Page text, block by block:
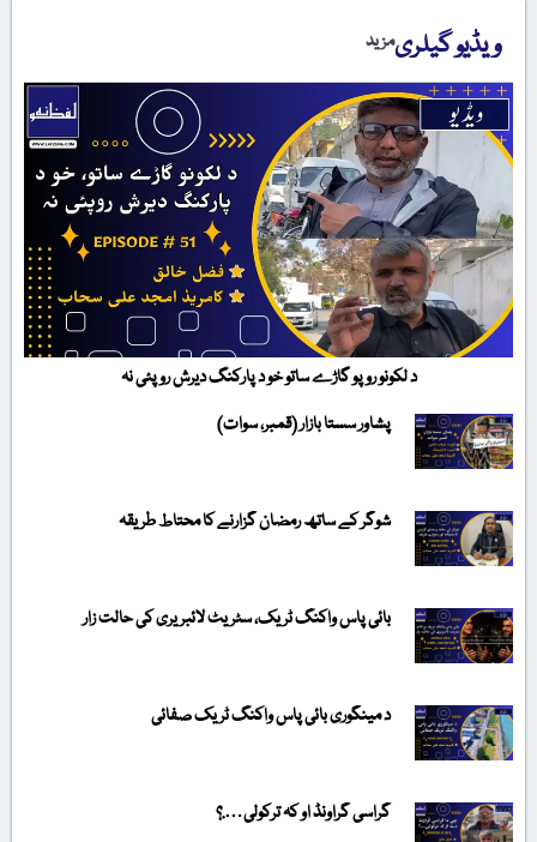
ویڈیو گیلریمزید
د لکونو روپو گاڑے ساتو خو د پارکنگ دیرش روپئی نہ
پشاور سستا بازار (قمبر، سوات)
شوگر کے ساتھ رمضان گزارنے کا محتاط طریقہ
بائی پاس واکنگ ٹریک، سٹریٹ لائبریری کی حالت زار
د مینگوری بائی پاس واکنگ ٹریک صفائی
گراسی گراونڈ او کہ ترکولی….؟